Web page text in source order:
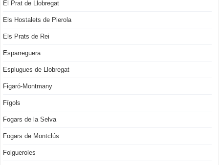
El Prat de Llobregat
Els Hostalets de Pierola
Els Prats de Rei
Esparreguera
Esplugues de Llobregat
Figaró-Montmany
Fígols
Fogars de la Selva
Fogars de Montclús
Folgueroles